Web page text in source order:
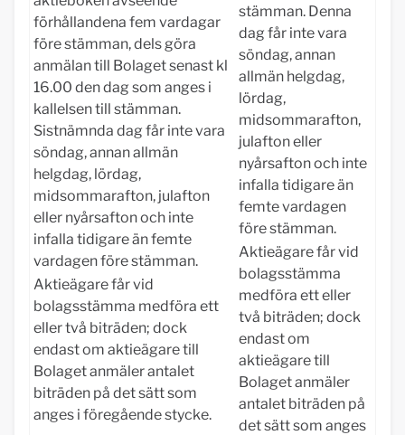
förhållandena fem vardagar
före stämman, dels göra
anmälan till Bolaget senast kl
16.00 den dag som anges i
kallelsen till stämman.
Sistnämnda dag får inte vara
söndag, annan allmän
helgdag, lördag,
midsommarafton, julafton
eller nyårsafton och inte
infalla tidigare än femte
vardagen före stämman.
Aktieägare får vid
bolagsstämma medföra ett
eller två biträden; dock
endast om aktieägare till
Bolaget anmäler antalet
biträden på det sätt som
anges i föregående stycke.
stämman. Denna
dag får inte vara
söndag, annan
allmän helgdag,
lördag,
midsommarafton,
julafton eller
nyårsafton och inte
infalla tidigare än
femte vardagen
före stämman.
Aktieägare får vid
bolagsstämma
medföra ett eller
två biträden; dock
endast om
aktieägare till
Bolaget anmäler
antalet biträden på
det sätt som anges